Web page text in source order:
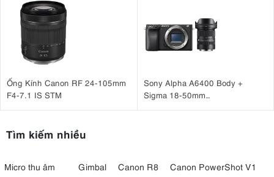
Ống Kính Canon RF 24-105mm
F4-7.1 IS STM
Sony Alpha A6400 Body +
Sigma 18-50mm
Tìm kiếm nhiều
Micro thu âm Gimbal Canon R8
Canon PowerShot V1